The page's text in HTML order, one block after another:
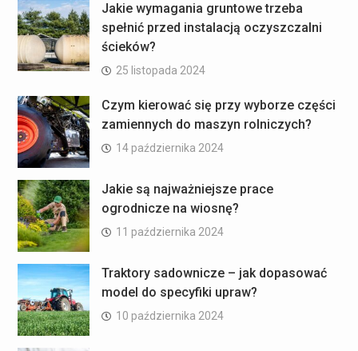
Jakie wymagania gruntowe trzeba
spełnić przed instalacją oczyszczalni
ścieków?
25 listopada 2024
Czym kierować się przy wyborze części
zamiennych do maszyn rolniczych?
14 października 2024
Jakie są najważniejsze prace
ogrodnicze na wiosnę?
11 października 2024
Traktory sadownicze – jak dopasować
model do specyfiki upraw?
10 października 2024